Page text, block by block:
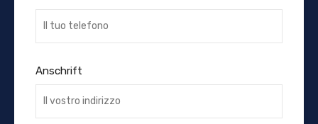
Anschrift